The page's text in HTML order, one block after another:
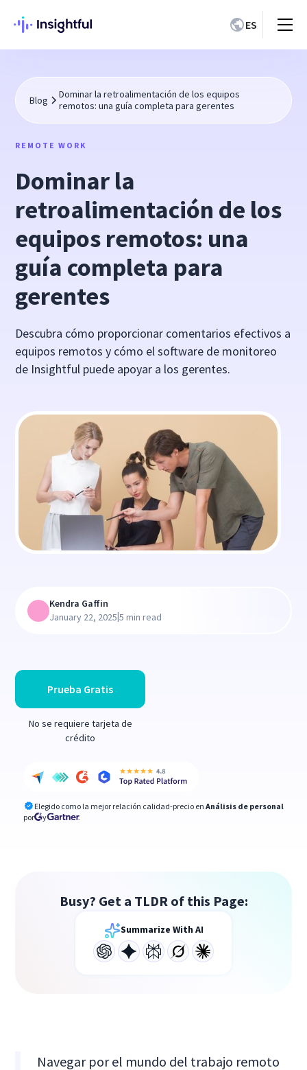
ES
Blog
Dominar la retroalimentación de los equipos
remotos: una guía completa para gerentes
REMOTE WORK
Dominar la
retroalimentación de los
equipos remotos: una
guía completa para
gerentes
Descubra cómo proporcionar comentarios efectivos a
equipos remotos y cómo el software de monitoreo
de Insightful puede apoyar a los gerentes.
Prueba Gratis
No se requiere tarjeta de
crédito
Elegido como la mejor relación calidad-precio en Análisis de personal
por
y
Kendra Gaffin
January 22, 2025|5 min read
Busy? Get a TLDR of this Page:
Summarize With AI
Navegar por el mundo del trabajo remoto